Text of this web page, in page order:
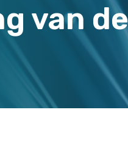
van de